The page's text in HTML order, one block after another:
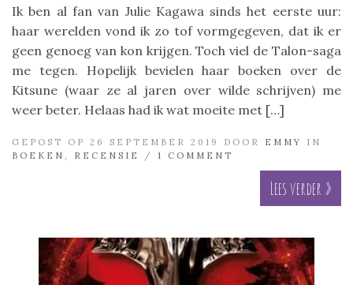
Ik ben al fan van Julie Kagawa sinds het eerste uur:
haar werelden vond ik zo tof vormgegeven, dat ik er
geen genoeg van kon krijgen. Toch viel de Talon-saga
me tegen. Hopelijk bevielen haar boeken over de
Kitsune (waar ze al jaren over wilde schrijven) me
weer beter. Helaas had ik wat moeite met […]
GEPOST OP 26 SEPTEMBER 2019 DOOR EMMY
IN
BOEKEN
RECENSIE / 1 COMMENT
Lees verder »